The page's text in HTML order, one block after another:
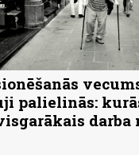
palielinās:
darba